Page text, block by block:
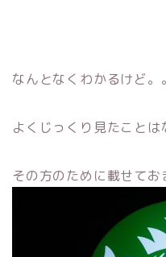
なんとなくわかるけど。
よくじっくり見たことは
その方のために載せてお